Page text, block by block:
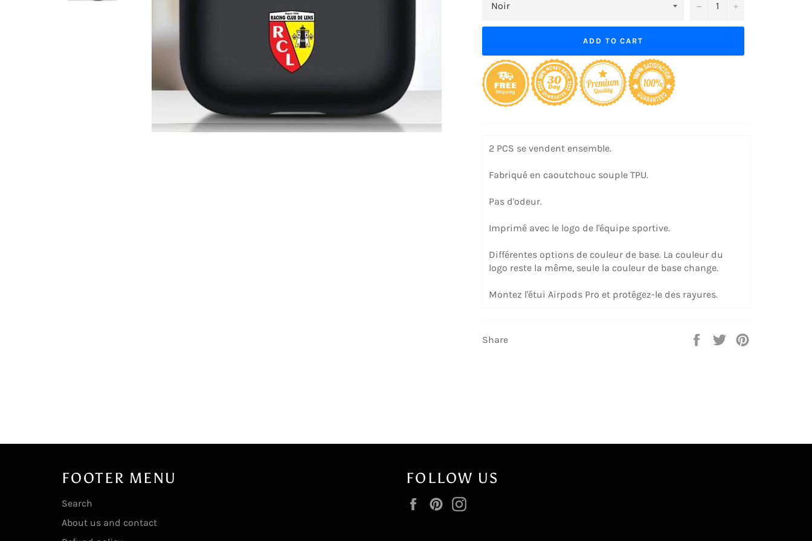
− +
ADD TO CART
2 PCS se vendent ensemble.
Fabriqué en caoutchouc souple TPU.
Pas d'odeur.
Imprimé avec le logo de l'équipe sportive.
Différentes options de couleur de base. La couleur du
logo reste la même, seule la couleur de base change.
Montez l'étui Airpods Pro et protégez-le des rayures.
Share
Share
Tweet
FOOTER MENU
Search
About us and contact
FOLLOW US
FacebookPinterest